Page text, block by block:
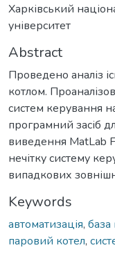
Харківський
університет
Abstract
Проведено аналіз
котлом.
систем керування
програмний засіб
виведення MatLab
нечітку систему
випадкових
Keywords
автоматизація, база
паровий котел,